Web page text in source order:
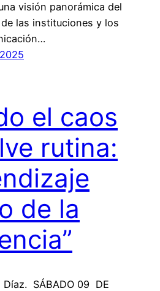
visión panorámica del
las instituciones y los
el caos
rutina:
de la
Díaz. SÁBADO 09 DE